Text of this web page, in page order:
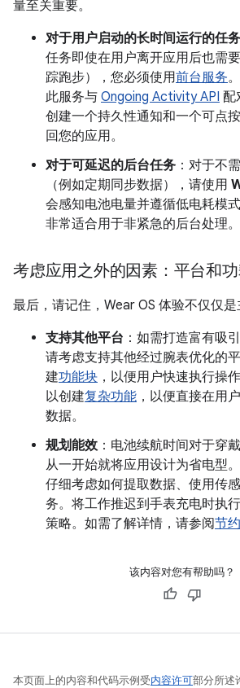
量至关重要。
对于用户启动的长时间运行的任务
任务即使在用户离开应用后也需
踪跑步），您必须使用前台服务
此服务与 Ongoing Activity API 配
创建一个持久性通知和一个可点
回您的应用。
对于可延迟的后台任务 ：对于不
（例如定期同步数据），请使用
会感知电池电量并遵循低电耗模
非常适合用于非紧急的后台处理。
考虑应用之外的因素：平台和
最后，请记住，Wear OS 体验不仅仅是
支持其他平台 ：如需打造富有吸
请考虑支持其他经过腕表优化的
建功能块 ，以便用户快速执行操
以创建复杂功能 ，以便直接在用
数据。
规划能效：电池续航时间对于穿
从一开始就将应用设计为省电型
仔细考虑如何提取数据、使用传
务。将工作推迟到手表充电时执
策略。如需了解详情，请参阅节
该内容对您有帮助吗？
本页面上的内容和代码示例受内容许可部分所述